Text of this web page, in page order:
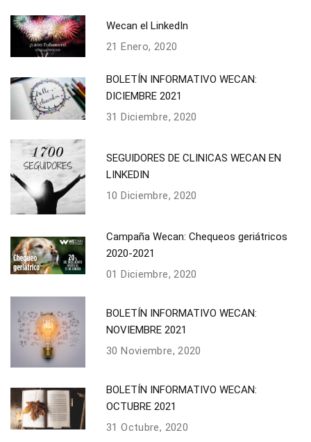
Wecan el LinkedIn
21 Enero, 2020
BOLETÍN INFORMATIVO WECAN:
DICIEMBRE 2021
31 Diciembre, 2020
SEGUIDORES DE CLINICAS WECAN EN
LINKEDIN
10 Diciembre, 2020
Campaña Wecan: Chequeos geriátricos
2020-2021
01 Diciembre, 2020
BOLETÍN INFORMATIVO WECAN:
NOVIEMBRE 2021
30 Noviembre, 2020
BOLETÍN INFORMATIVO WECAN:
OCTUBRE 2021
31 Octubre, 2020